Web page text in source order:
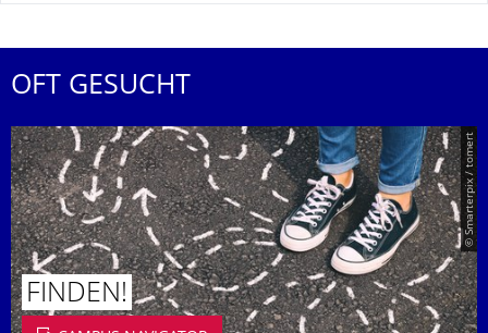
OFT GESUCHT
© Smarterpix / tomert
FINDEN!